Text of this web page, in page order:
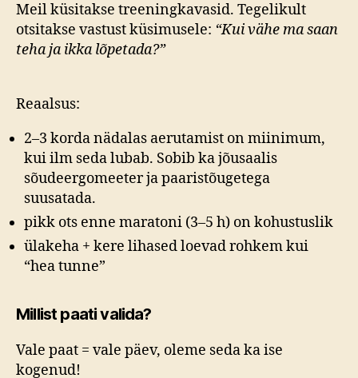
Meil küsitakse treeningkavasid. Tegelikult
otsitakse vastust küsimusele: “Kui vähe ma saan
teha ja ikka lõpetada?”
Reaalsus:
2–3 korda nädalas aerutamist on miinimum,
kui ilm seda lubab. Sobib ka jõusaalis
sõudeergomeeter ja paaristõugetega
suusatada.
pikk ots enne maratoni (3–5 h) on kohustuslik
ülakeha + kere lihased loevad rohkem kui
“hea tunne”
Millist paati valida?
Vale paat = vale päev, oleme seda ka ise
kogenud!